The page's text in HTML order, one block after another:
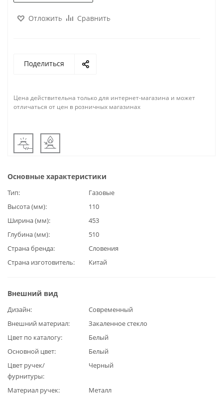
Отложить Сравнить
Поделиться
Цена действительна только для интернет-магазина и может
отличаться от цен в розничных магазинах
Основные характеристики
Тип
Газовые
Высота (мм)
110
Ширина (мм)
453
Глубина (мм)
510
Страна бренда
Словения
Страна изготовитель
Китай
Внешний вид
Дизайн
Современный
Внешний материал
Закаленное стекло
Цвет по каталогу
Белый
Основной цвет
Белый
Цвет ручек/
фурнитуры
Черный
Материал ручек
Металл